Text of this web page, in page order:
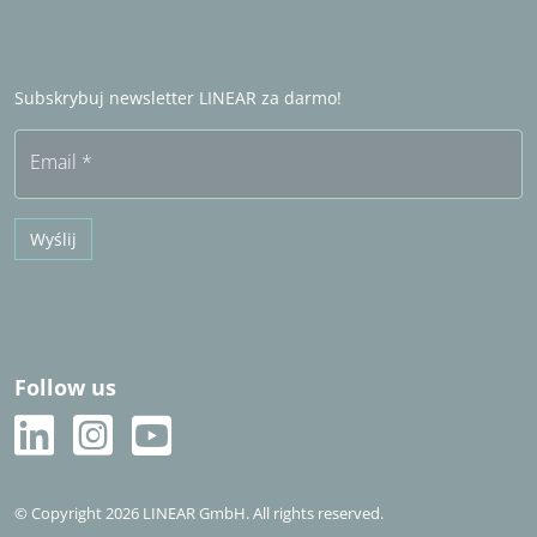
Bezpłatny okres próbny
Subskrybuj newsletter LINEAR za darmo!
Email *
Wyślij
Follow us
© Copyright 2026 LINEAR GmbH. All rights reserved.